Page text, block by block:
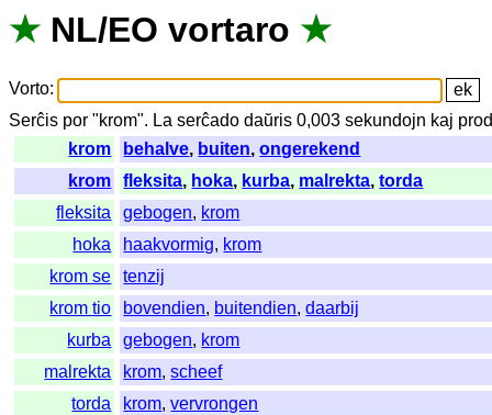
★ NL/EO vortaro ★
Vorto:
Serĉis por "krom". La serĉado daŭris 0,003sekundojn kaj
krom
behalve, buiten,ongerekend
krom
fleksita, hoka, kurba, malrekta,torda
fleksita
gebogen, krom
hoka
haakvormig, krom
krom se
tenzij
krom tio
bovendien, buitendien,daarbij
kurba
gebogen, krom
malrekta
krom,scheef
torda
krom,vervrongen